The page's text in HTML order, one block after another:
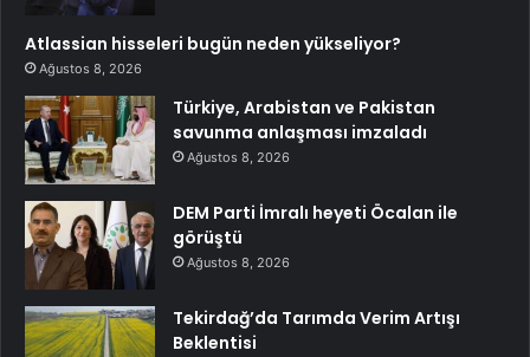
Atlassian hisseleri bugün neden yükseliyor?
Ağustos 8, 2026
Türkiye, Arabistan ve Pakistan
savunma anlaşması imzaladı
Ağustos 8, 2026
DEM Parti İmralı heyeti Öcalan ile
görüştü
Ağustos 8, 2026
Tekirdağ’da Tarımda Verim Artışı
Beklentisi